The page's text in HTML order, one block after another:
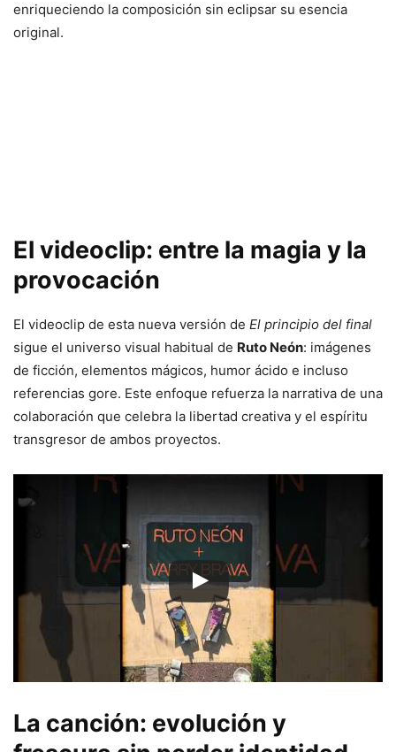
enriqueciendo la composición sin eclipsar su esencia
original.
El videoclip: entre la magia y la
provocación
El videoclip de esta nueva versión de El principio del final
sigue el universo visual habitual de Ruto Neón: imágenes
de ficción, elementos mágicos, humor ácido e incluso
referencias gore. Este enfoque refuerza la narrativa de una
colaboración que celebra la libertad creativa y el espíritu
transgresor de ambos proyectos.
La canción: evolución y